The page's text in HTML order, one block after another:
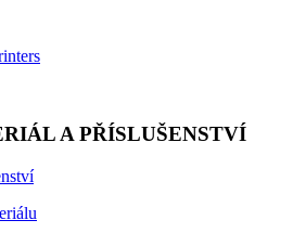
A PŘÍSLUŠENSTVÍ